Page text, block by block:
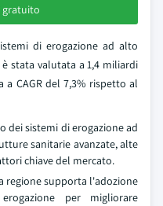
gratuito
di erogazione ad alto
stata valutata a 1,4 miliardi
CAGR del 7,3% rispetto al
dei sistemi di erogazione ad
sanitarie avanzate, alte
chiave del mercato.
regione supporta l'adozione
per migliorare